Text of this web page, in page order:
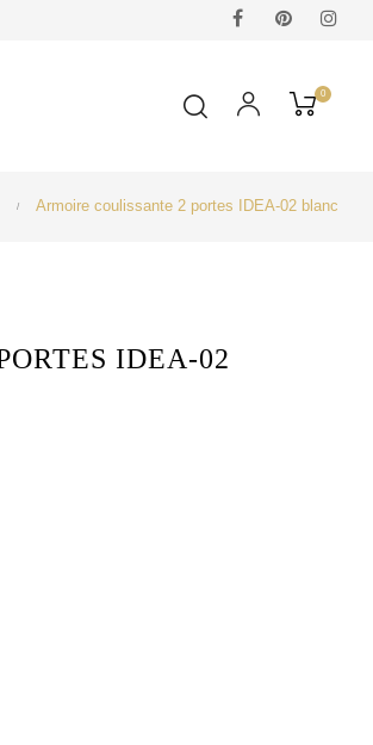
FacebookPinterest
0
Armoire coulissante 2 portes IDEA-02 blanc
IDEA-02